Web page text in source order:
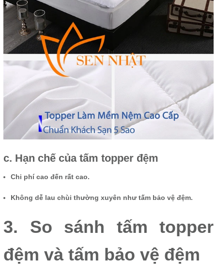
c. Hạn chế của tấm topper đệm
Chi phí cao đến rất cao.
Không dễ lau chùi thường xuyên như tấm bảo vệ đệm.
3. So sánh tấm topper
đệm và tấm bảo vệ đệm